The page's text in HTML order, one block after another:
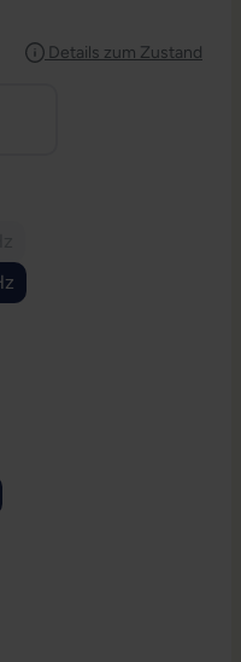
Details zum Zustand
verfügbar.)